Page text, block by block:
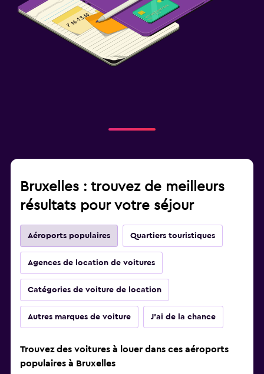
Bruxelles : trouvez de meilleurs
résultats pour votre séjour
Aéroports populaires Quartiers touristiques
Agences de location de voitures
Catégories de voiture de location
Autres marques de voiture J'ai de la chance
Trouvez des voitures à louer dans ces aéroports
populaires à Bruxelles